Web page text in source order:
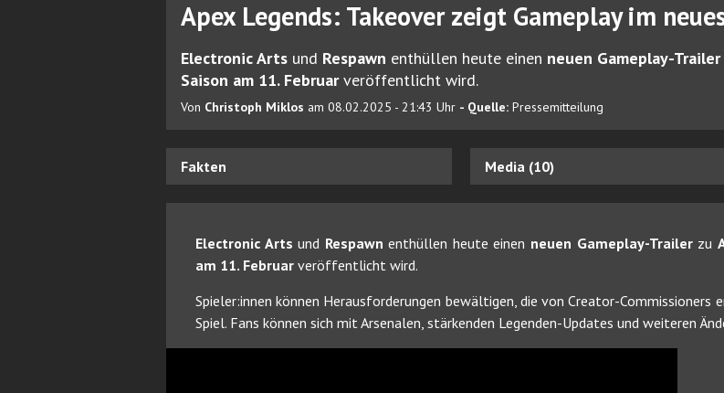
Apex Legends: Takeover zeigt Gameplay im
Electronic Arts und Respawn enthüllen heute einen neuen Gameplay-Trailer
Saison am 11. Februarveröffentlicht wird.
Von Christoph Miklos am 08.02.2025 - 21:43 Uhr - Quelle: Pressemitteilung
Fakten Media (10)
Electronic Arts und Respawn enthüllen heute einen neuen Gameplay-Trailerzu
am 11. Februar veröffentlicht wird.
Spieler:innen können Herausforderungen bewältigen, die von Creator-
Spiel. Fans können sich mit Arsenalen, stärkenden Legenden-Updates und weiteren